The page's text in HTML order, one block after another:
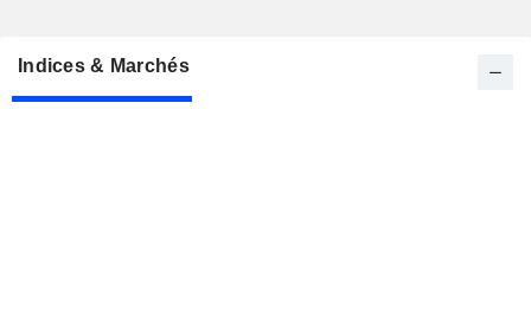
Indices & Marchés